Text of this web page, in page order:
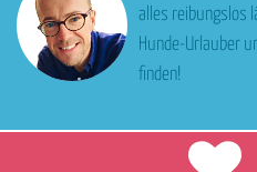
alles reibungslos
Hunde-Urlauber
finden!